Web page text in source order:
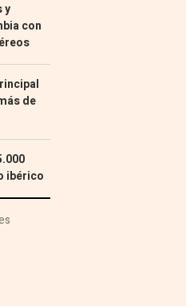
y
con
de
ibérico